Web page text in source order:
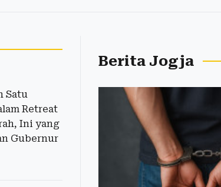
Berita Jogja